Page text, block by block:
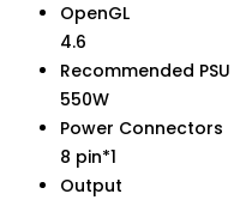
OpenGL
4.6
Recommended PSU
550W
Power Connectors
8 pin*1
Output